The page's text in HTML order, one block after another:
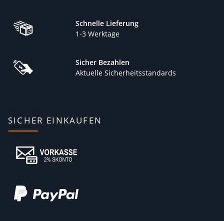
Schnelle Lieferung
1-3 Werktage
Sicher Bezahlen
Aktuelle Sicherheitsstandards
SICHER EINKAUFEN